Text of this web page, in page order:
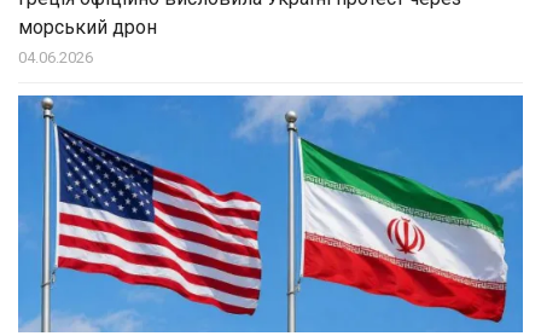
морський дрон
04.06.2026